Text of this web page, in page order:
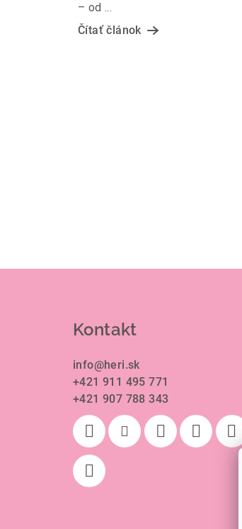
– od ...
Čítať článok
Kontakt
info@heri.sk
+421 911 495 771
+421 907 788 343